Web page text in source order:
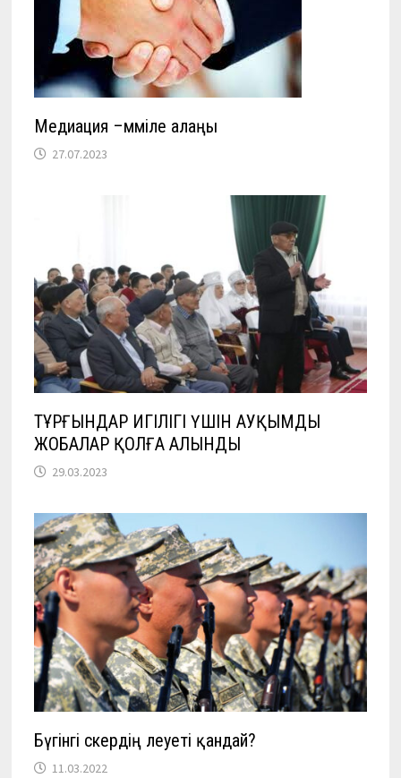
Медиация –мәміле алаңы
27.07.2023
ТҰРҒЫНДАР ИГІЛІГІ ҮШІН АУҚЫМДЫ
ЖОБАЛАР ҚОЛҒА АЛЫНДЫ
29.03.2023
Бүгінгі әскердің әлеуеті қандай?
11.03.2022